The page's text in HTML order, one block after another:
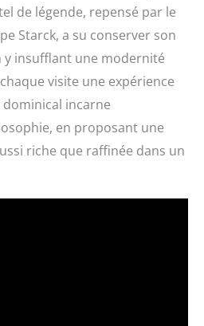
de légende, repensé par le
Starck, a su conserver son
insufflant une modernité
visite une expérience
incarne
en proposant une
riche que raffinée dans un